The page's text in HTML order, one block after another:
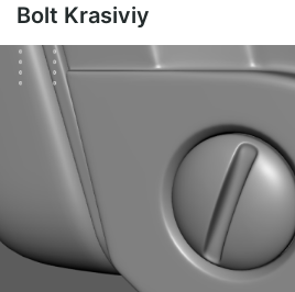
Bolt Krasiviy